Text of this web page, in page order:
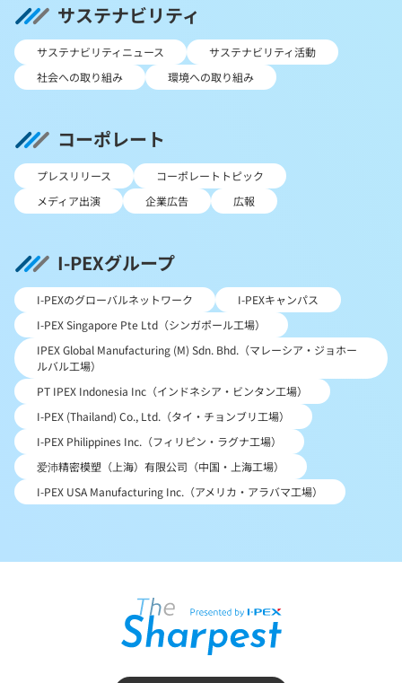
サステナビリティ
サステナビリティニュース
サステナビリティ活動
社会への取り組み
環境への取り組み
コーポレート
プレスリリース
コーポレートトピック
メディア出演
企業広告 広報
I-PEXグループ
I-PEXのグローバルネットワーク
I-PEXキャンパス
I-PEX Singapore Pte Ltd（シンガポール工場）
IPEX Global Manufacturing (M) Sdn. Bhd.（マレーシア・ジョホー
ルバル工場）
PT IPEX Indonesia Inc（インドネシア・ビンタン工場）
I-PEX (Thailand) Co., Ltd.（タイ・チョンブリ工場）
I-PEX Philippines Inc.（フィリピン・ラグナ工場）
爱沛精密模塑（上海）有限公司（中国・上海工場）
I-PEX USA Manufacturing Inc.（アメリカ・アラバマ工場）